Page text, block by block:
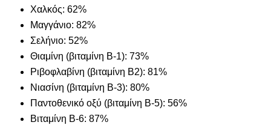
Χαλκός: 62%
Μαγγάνιο: 82%
Σελήνιο: 52%
Θιαμίνη (βιταμίνη Β-1): 73%
Ριβοφλαβίνη (βιταμίνη Β2): 81%
Νιασίνη (βιταμίνη Β-3): 80%
Παντοθενικό οξύ (βιταμίνη Β-5): 56%
Βιταμίνη Β-6: 87%